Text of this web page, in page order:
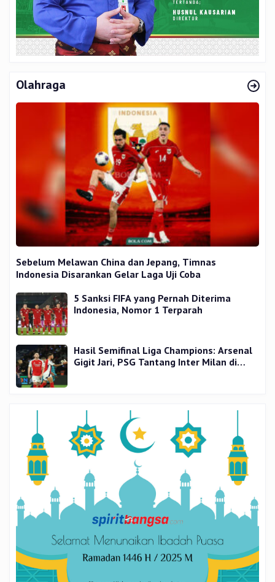
Olahraga
Sebelum Melawan China dan Jepang, Timnas
Indonesia Disarankan Gelar Laga Uji Coba
5 Sanksi FIFA yang Pernah Diterima
Indonesia, Nomor 1 Terparah
Hasil Semifinal Liga Champions: Arsenal
Gigit Jari, PSG Tantang Inter Milan di